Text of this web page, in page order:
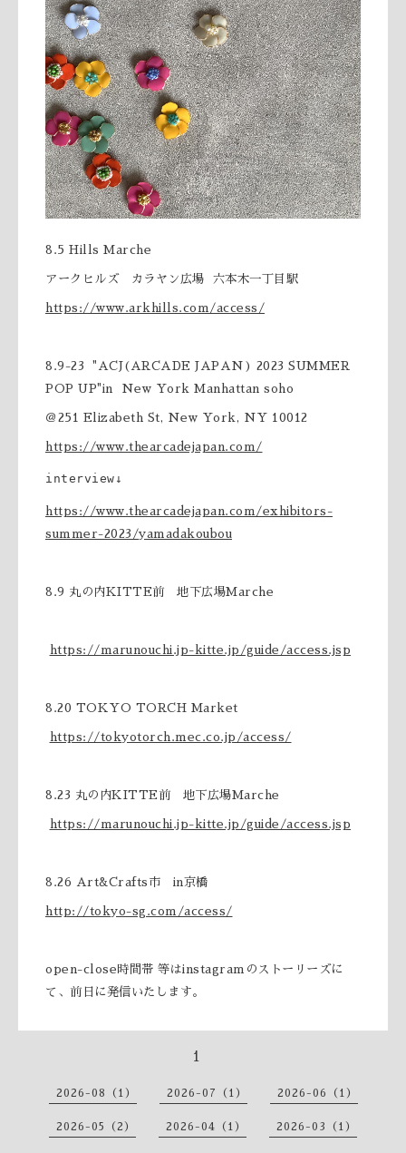
8.5 Hills Marche
アークヒルズ カラヤン広場 六本木一丁目駅
https://www.arkhills.com/access/
8.9-23 "ACJ(ARCADE JAPAN) 2023 SUMMER
POP UP"in New York Manhattan soho
＠251 Elizabeth St, New York, NY 10012
https://www.thearcadejapan.com/
interview↓
https://www.thearcadejapan.com/exhibitors-
summer-2023/yamadakoubou
8.9 丸の内KITTE前 地下広場Marche
https://marunouchi.jp-kitte.jp/guide/access.jsp
8.20 TOKYO TORCH Market
https://tokyotorch.mec.co.jp/access/
8.23 丸の内KITTE前 地下広場Marche
https://marunouchi.jp-kitte.jp/guide/access.jsp
8.26 Art&Crafts市 in京橋
http://tokyo-sg.com/access/
open-close時間帯 等はinstagramのストーリーズに
て、前日に発信いたします。
1
2026-08（1） 2026-07（1） 2026-06（1）
2026-05（2） 2026-04（1） 2026-03（1）